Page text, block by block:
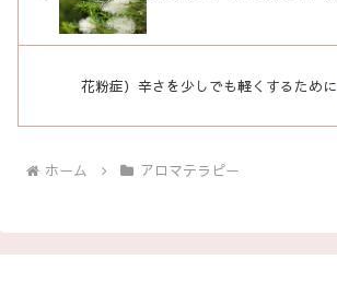
花粉症）辛さを少しでも軽くするために
ホーム アロマテラピー